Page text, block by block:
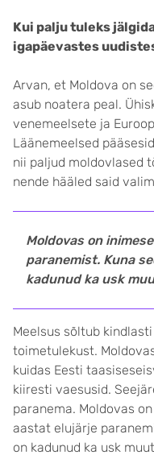
Kui palju tuleks
igapäevastes
Arvan, et Moldova on
asub noatera peal.
venemeelsete ja
Läänemeelsed
nii paljud moldovlased
nende hääled said
Moldovas on
paranemist. Kuna
kadunud ka usk
Meelsus sõltub
toimetulekust.
kuidas Eesti
kiiresti vaesusid.
paranema. Moldovas
aastat elujärje
on kadunud ka usk